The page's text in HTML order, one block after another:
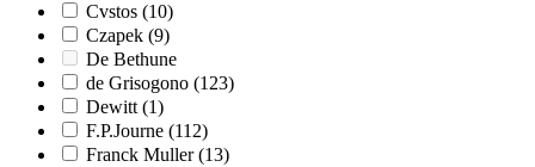
Cvstos (10)
Czapek (9)
De Bethune
de Grisogono (123)
Dewitt (1)
F.P.Journe (112)
Franck Muller (13)